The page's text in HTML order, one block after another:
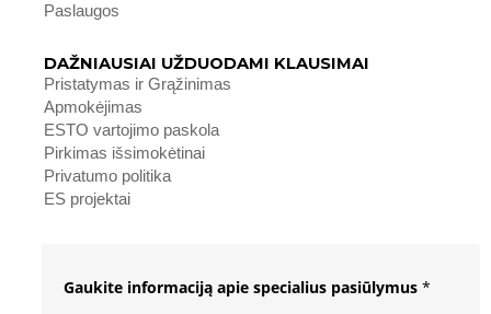
Paslaugos
DAŽNIAUSIAI UŽDUODAMI KLAUSIMAI
Pristatymas ir Grąžinimas
Apmokėjimas
ESTO vartojimo paskola
Pirkimas išsimokėtinai
Privatumo politika
ES projektai
Gaukite informaciją apie specialius pasiūlymus *